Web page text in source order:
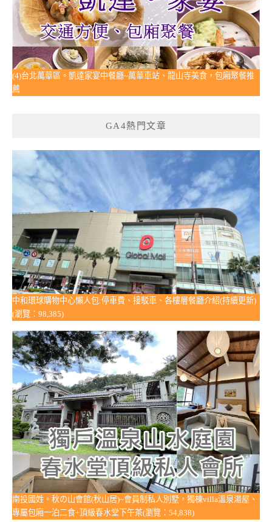
(4)台北萬華區。凱達家宴中餐廳~萬華車站、龍山寺美食，包廂聚餐推
薦
GA4熱門文章
中和環球購物中心懶人包:停車費、接駁車、各樓層餐廳介紹(持續更新)
(瀏覽：98,385)
南投國姓。秋の山會館(秋山居)~會員制私人別墅，獨棟villa溫泉湯屋、
專屬包廂一泊二食+頂級春水堂下午茶(瀏覽：54,838)